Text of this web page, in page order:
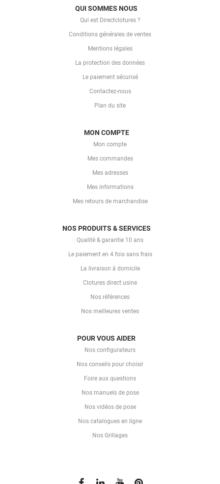
QUI SOMMES NOUS
Qui est Directclotures ?
Conditions générales de ventes
Mentions légales
La protection des données
Le paiement sécurisé
Contactez-nous
Plan du site
MON COMPTE
Mon compte
Mes commandes
Mes adresses
Mes informations
Mes retours de marchandise
NOS PRODUITS & SERVICES
Qualité & garantie 10 ans
Le paiement en 4 fois sans frais
La livraison à domicile
Clotures direct usine
Nos références
Nos meilleures ventes
POUR VOUS AIDER
Nos configurateurs
Nos conseils pour choisir
Foire aux questions
Nos manuels de pose
Nos vidéos de pose
Nos catalogues en ligne
Nos Grillages